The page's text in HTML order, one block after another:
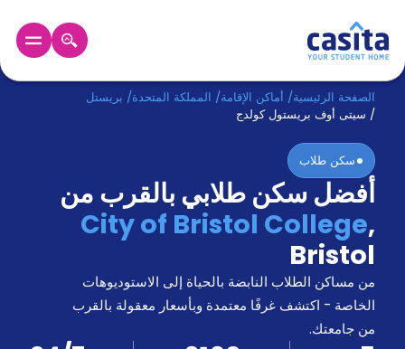
الرئيسية عربي GBP
دخول
حجز
السكن
من
نحن؟
المدونة
أخبر
أصدقائك
و
الصفحة الرئيسية/ أماكن الإقامة/ المملكة المتحدة/ بريستل
/ سيتى أوف بريستول كولدج
سكن طلاب
أفضل سكن طلابي بالقرب من
City of Bristol College,
Bristol
من مساكن الطلاب النابضة بالحياة إلى الاستوديوهات
الخاصة - اكتشف غرفًا معتمدة وبأسعار معقولة بالقرب
من جامعتك.